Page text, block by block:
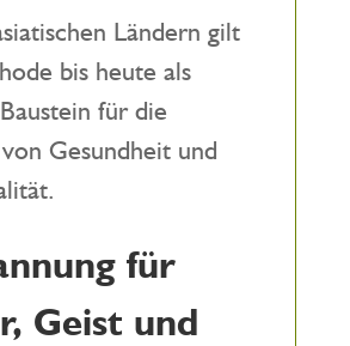
Ländern gilt
bis heute als
für die
Gesundheit und
für
Geist und